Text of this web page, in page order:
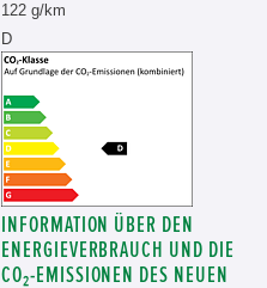
122 g/km
D
INFORMATION ÜBER DEN
ENERGIEVERBRAUCH UND DIE
CO₂-EMISSIONEN DES NEUEN